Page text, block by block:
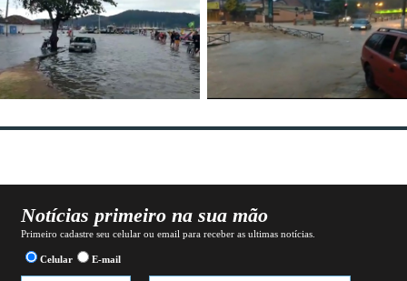
Notícias primeiro na sua mão
Primeiro cadastre seu celular ou email para receber as ultimas notícias.
Celular E-mail